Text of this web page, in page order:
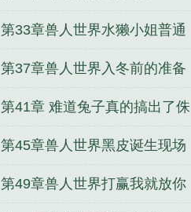
第33章兽人世界水獭小姐普通
话
第37章兽人世界入冬前的准备
第41章 难道兔子真的搞出了侏
罗纪公园
第45章兽人世界黑皮诞生现场
第49章兽人世界打赢我就放你